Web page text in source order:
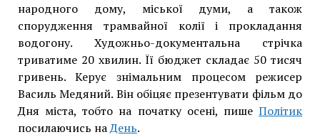
народного дому, міської думи, а також
спорудження трамвайної колії і прокладання
водогону. Художньо-документальна стрічка
триватиме 20 хвилин. Її бюджет складає 50 тисяч
гривень. Керує знімальним процесом режисер
Василь Медяний. Він обіцяє презентувати фільм до
Дня міста, тобто на початку осені, пишеПолітик
посилаючись наДень.